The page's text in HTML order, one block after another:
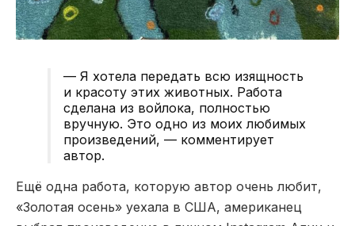
— Я хотела передать всю изящность
и красоту этих животных. Работа
сделана из войлока, полностью
вручную. Это одно из моих любимых
произведений, — комментирует
автор.
Ещё одна работа, которую автор очень любит,
«Золотая осень» уехала в США, американец